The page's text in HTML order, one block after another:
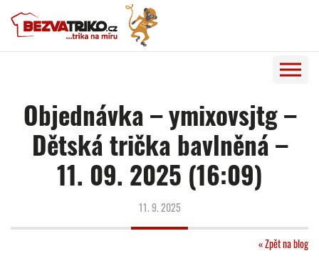
Objednávka – ymixovsjtg –
Dětská trička bavlněná –
11. 09. 2025 (16:09)
11. 9. 2025
« Zpět na blog